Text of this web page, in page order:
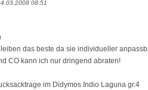
08:51
das beste da sie individueller
CO kann ich nur dringend abraten!
im Didymos Indio Laguna gr.4